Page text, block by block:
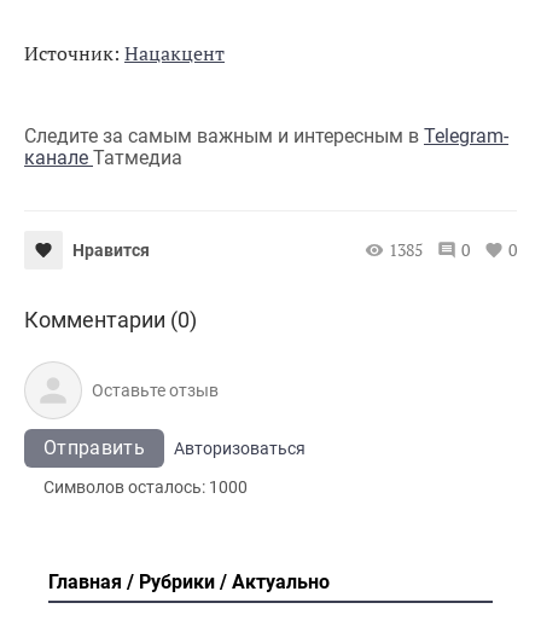
Источник: Нацакцент
Следите за самым важным и интересным в Telegram-
канале Татмедиа
Нравится 1385 0 0
Комментарии (0)
Отправить
Авторизоваться
Символов осталось: 1000
Главная Рубрики Актуально